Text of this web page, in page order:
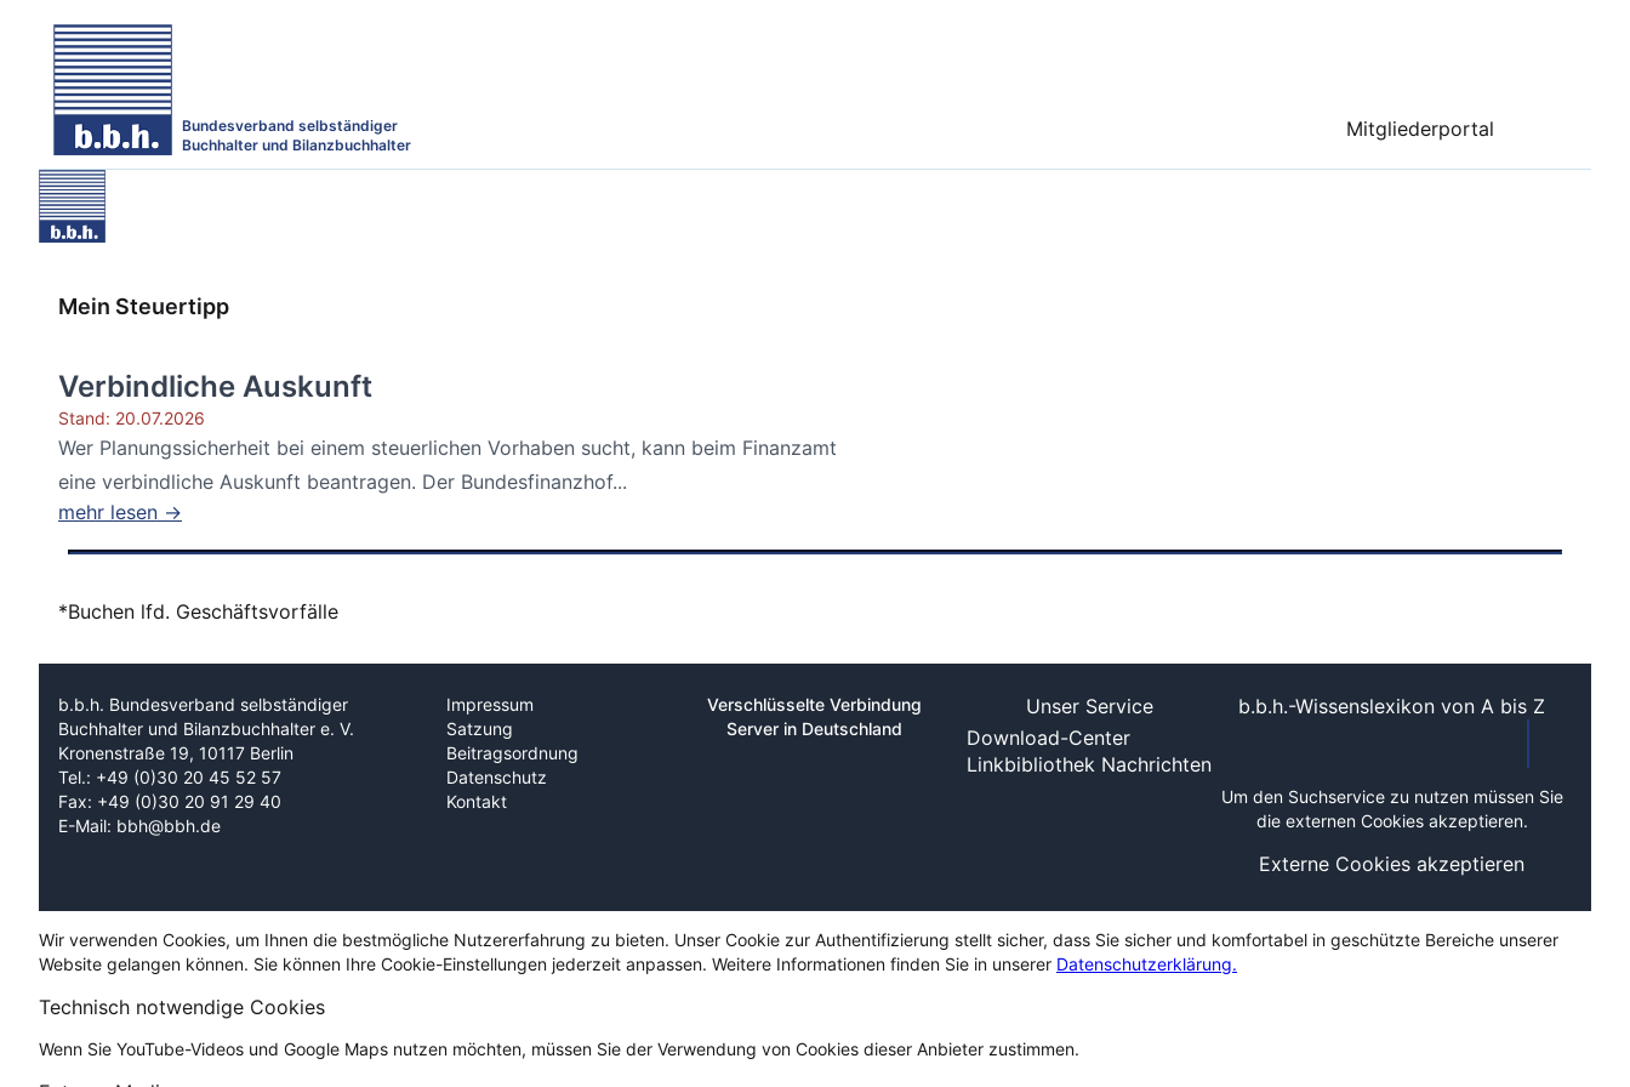
Bundesverband selbständiger
Buchhalter und Bilanzbuchhalter
Mitgliederportal
Mein Steuertipp
Verbindliche Auskunft
Stand: 20.07.2026
Wer Planungssicherheit bei einem steuerlichen Vorhaben sucht, kann beim Finanzamt
eine verbindliche Auskunft beantragen. Der Bundesfinanzhof...
mehr lesen →
*Buchen lfd. Geschäftsvorfälle
b.b.h. Bundesverband selbständiger
Buchhalter und Bilanzbuchhalter e. V.
Kronenstraße 19, 10117 Berlin
Tel.: +49 (0)30 20 45 52 57
Fax: +49 (0)30 20 91 29 40
E-Mail: bbh@bbh.de
Impressum
Satzung
Beitragsordnung
Datenschutz
Kontakt
Verschlüsselte Verbindung
Server in Deutschland
Unser Service
Download-Center
Linkbibliothek Nachrichten
b.b.h.-Wissenslexikon von A bis Z
Um den Suchservice zu nutzen müssen Sie
die externen Cookies akzeptieren.
Externe Cookies akzeptieren
Wir verwenden Cookies, um Ihnen die bestmögliche Nutzererfahrung zu bieten. Unser Cookie zur Authentifizierung stellt sicher, dass Sie sicher und komfortabel in geschützte Bereiche unserer
Website gelangen können. Sie können Ihre Cookie-Einstellungen jederzeit anpassen. Weitere Informationen finden Sie in unserer Datenschutzerklärung.
Technisch notwendige Cookies
Wenn Sie YouTube-Videos und Google Maps nutzen möchten, müssen Sie der Verwendung von Cookies dieser Anbieter zustimmen.